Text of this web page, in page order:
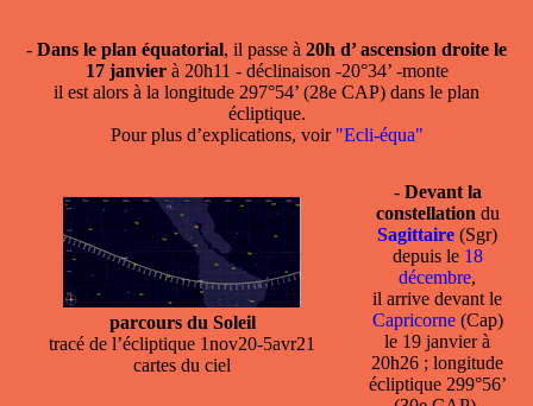
- Dans le plan équatorial, il passe à 20h d’ ascension droite le
17 janvierà 20h11 - déclinaison -20°34’ -monte
il est alors à la longitude 297°54’ (28e CAP) dans le plan
écliptique.
Pour plus d’explications, voir "Ecli-équa"
parcours du Soleil
tracé de l’écliptique 1nov20-5avr21
cartes du ciel
- Devant la
constellationdu
Sagittaire (Sgr)
depuis le 18
décembre,
il arrive devant le
Capricorne(Cap)
le 19 janvier à
20h26 ; longitude
écliptique 299°56’